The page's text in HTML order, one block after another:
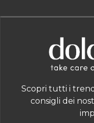
Scopri tutti i
consigli dei